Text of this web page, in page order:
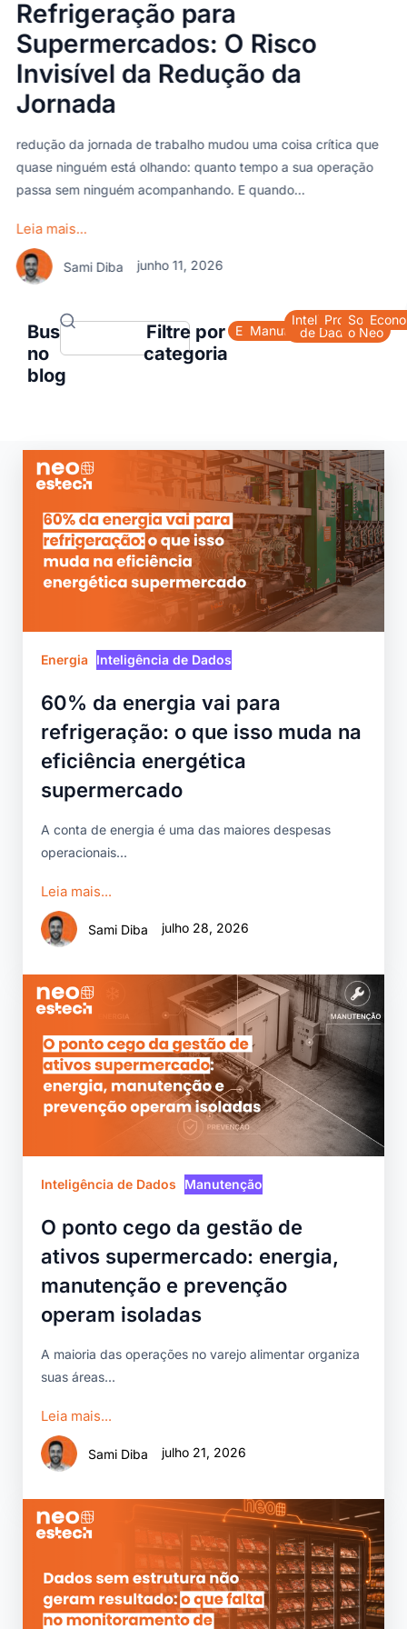
para
O Risco
Redução da
de trabalho mudou uma coisa crítica que
olhando: quanto tempo a sua operação
acompanhando. E quando...
junho 11, 2026
na
do varejo
conta
Busque
no
blog
Filtre por
categoria
Energia
Manutenção
Inteligência
de Dado
Sobre
o Neo
Energia Inteligência de Dados
60% da energia vai para
refrigeração: o que isso muda na
eficiência energética
supermercado
A conta de energia é uma das maiores despesas
operacionais...
Leia mais...
Sami Diba julho 28, 2026
Inteligência de Dados Manutenção
O ponto cego da gestão de
ativos supermercado: energia,
manutenção e prevenção
operam isoladas
A maioria das operações no varejo alimentar organiza
suas áreas...
Leia mais...
Sami Diba julho 21, 2026